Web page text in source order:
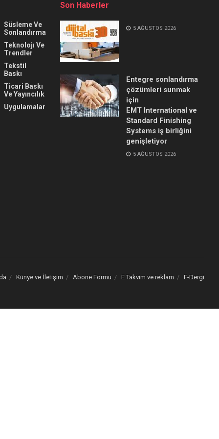
Süsleme Ve
Sonlandırma
Teknolojı Ve
Trendler
Tekstil
Baskı
Ticari Baskı
Ve Yayıncılık
Uygulamalar
Son Haberler
5 AĞUSTOS 2026
Entegre sonlandırma
çözümleri sunmak
için
EMT International ve
Standard Finishing
Systems iş birliğini
genişletiyor
5 AĞUSTOS 2026
Künye ve İletişim Abone Formu E Takvim ve reklam E-Dergi